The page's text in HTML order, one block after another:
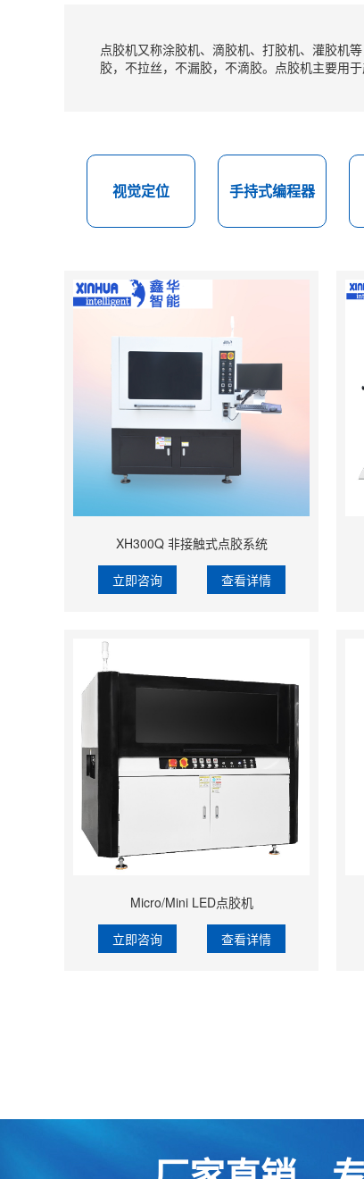
点胶机又称涂胶机、滴胶机、打胶机、灌胶机
胶，不拉丝，不漏胶，不滴胶。点胶机主要用
视觉定位 手持式编程器
XH300Q 非接触式点胶系统
立即咨询 查看详情
Micro/Mini LED点胶机
立即咨询 查看详情